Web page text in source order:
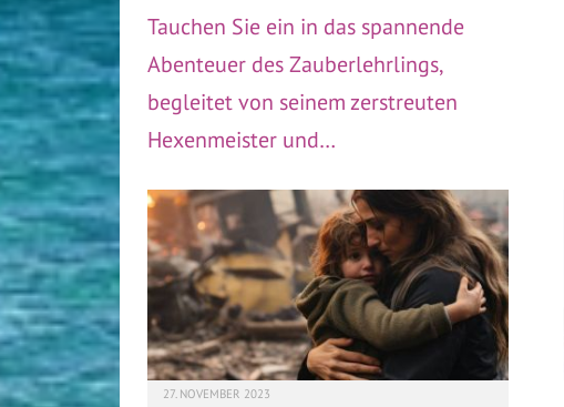
Tauchen Sie ein in das spannende
Abenteuer des Zauberlehrlings,
begleitet von seinem zerstreuten
Hexenmeister und…
27. NOVEMBER 2023